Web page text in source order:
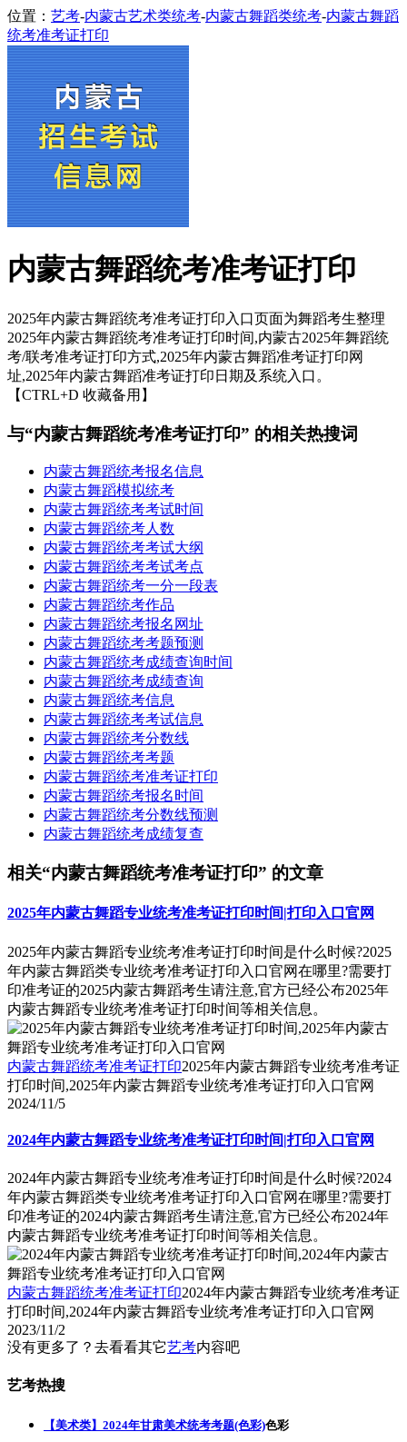
位置： 艺考-内蒙古艺术类统考-内蒙古舞蹈类统考-内蒙古舞蹈
统考准考证打印
内蒙古舞蹈统考准考证打印
2025年内蒙古舞蹈统考准考证打印入口页面为舞蹈考生整理
2025年内蒙古舞蹈统考准考证打印时间,内蒙古2025年舞蹈统
考/联考准考证打印方式,2025年内蒙古舞蹈准考证打印网
址,2025年内蒙古舞蹈准考证打印日期及系统入口。
【CTRL+D 收藏备用】
与“内蒙古舞蹈统考准考证打印” 的相关热搜词
内蒙古舞蹈统考报名信息
内蒙古舞蹈模拟统考
内蒙古舞蹈统考考试时间
内蒙古舞蹈统考人数
内蒙古舞蹈统考考试大纲
内蒙古舞蹈统考考试考点
内蒙古舞蹈统考一分一段表
内蒙古舞蹈统考作品
内蒙古舞蹈统考报名网址
内蒙古舞蹈统考考题预测
内蒙古舞蹈统考成绩查询时间
内蒙古舞蹈统考成绩查询
内蒙古舞蹈统考信息
内蒙古舞蹈统考考试信息
内蒙古舞蹈统考分数线
内蒙古舞蹈统考考题
内蒙古舞蹈统考准考证打印
内蒙古舞蹈统考报名时间
内蒙古舞蹈统考分数线预测
内蒙古舞蹈统考成绩复查
相关“内蒙古舞蹈统考准考证打印” 的文章
2025年内蒙古舞蹈专业统考准考证打印时间|打印入口官网
2025年内蒙古舞蹈专业统考准考证打印时间是什么时候?2025
年内蒙古舞蹈类专业统考准考证打印入口官网在哪里?需要打
印准考证的2025内蒙古舞蹈考生请注意,官方已经公布2025年
内蒙古舞蹈专业统考准考证打印时间等相关信息。
内蒙古舞蹈统考准考证打印2025年内蒙古舞蹈专业统考准考证
打印时间,2025年内蒙古舞蹈专业统考准考证打印入口官网
2024/11/5
2024年内蒙古舞蹈专业统考准考证打印时间|打印入口官网
2024年内蒙古舞蹈专业统考准考证打印时间是什么时候?2024
年内蒙古舞蹈类专业统考准考证打印入口官网在哪里?需要打
印准考证的2024内蒙古舞蹈考生请注意,官方已经公布2024年
内蒙古舞蹈专业统考准考证打印时间等相关信息。
内蒙古舞蹈统考准考证打印2024年内蒙古舞蹈专业统考准考证
打印时间,2024年内蒙古舞蹈专业统考准考证打印入口官网
2023/11/2
没有更多了？去看看其它艺考内容吧
艺考热搜
【美术类】2024年甘肃美术统考考题(色彩)色彩